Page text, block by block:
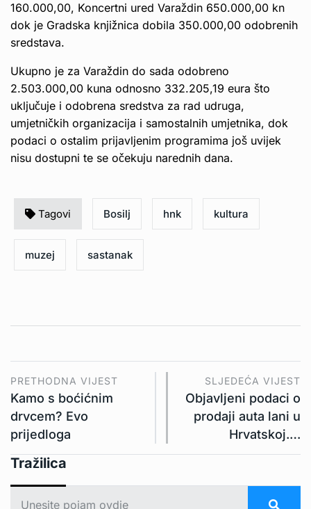
160.000,00, Koncertni ured Varaždin 650.000,00 kn
dok je Gradska knjižnica dobila 350.000,00 odobrenih
sredstava.
Ukupno je za Varaždin do sada odobreno
2.503.000,00 kuna odnosno 332.205,19 eura što
uključuje i odobrena sredstva za rad udruga,
umjetničkih organizacija i samostalnih umjetnika, dok
podaci o ostalim prijavljenim programima još uvijek
nisu dostupni te se očekuju narednih dana.
Tagovi Bosilj hnk kultura
muzej sastanak
PRETHODNA VIJEST
Kamo s boćićnim
drvcem? Evo
prijedloga
SLJEDEĆA VIJEST
Objavljeni podaci o
prodaji auta lani u
Hrvatskoj.…
Tražilica